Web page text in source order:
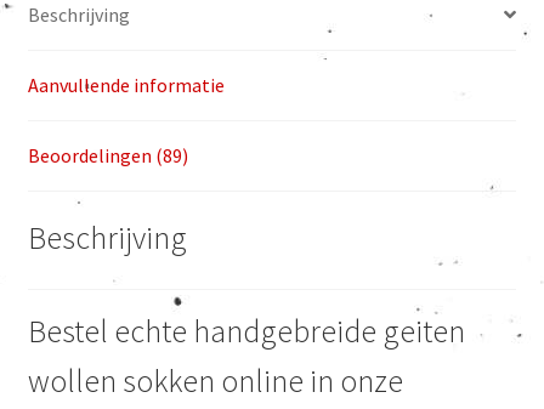
Beschrijving
Aanvullende informatie
Beoordelingen (89)
Beschrijving
Bestel echte handgebreide geiten
wollen sokken online in onze